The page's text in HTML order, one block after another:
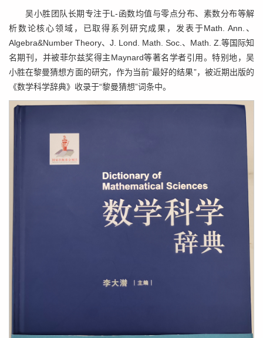
吴小胜团队长期专注于L-函数均值与零点分布、素数分布等解
析数论核心领域，已取得系列研究成果，发表于Math. Ann.、
Algebra&Number Theory、J. Lond. Math. Soc.、Math. Z.等国际知
名期刊，并被菲尔兹奖得主Maynard等著名学者引用。特别地，吴
小胜在黎曼猜想方面的研究，作为当前“最好的结果”，被近期出版的
《数学科学辞典》收录于“黎曼猜想”词条中。